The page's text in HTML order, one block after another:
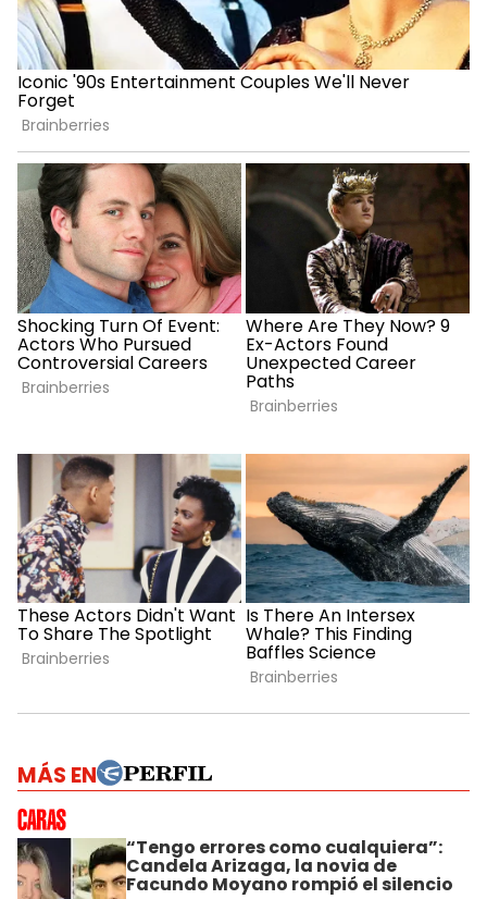
MÁS EN
“Tengo errores como cualquiera”:
Candela Arizaga, la novia de
Facundo Moyano rompió el silencio